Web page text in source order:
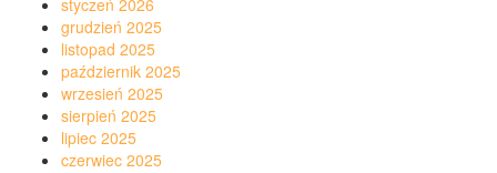
styczeń 2026
grudzień 2025
listopad 2025
październik 2025
wrzesień 2025
sierpień 2025
lipiec 2025
czerwiec 2025